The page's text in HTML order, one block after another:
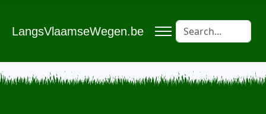
LangsVlaamseWegen.be